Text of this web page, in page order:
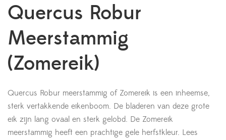
Quercus Robur
Meerstammig
(Zomereik)
Quercus Robur meerstammig of Zomereik is een inheemse,
sterk vertakkende eikenboom. De bladeren van deze grote
eik zijn lang ovaal en sterk gelobd. De Zomereik
meerstammig heeft een prachtige gele herfstkleur. Lees